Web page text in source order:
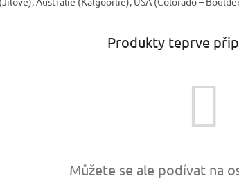
Produkty teprve
Můžete se ale podívat na